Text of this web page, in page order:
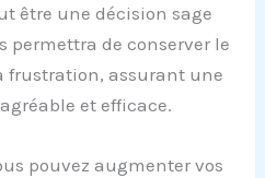
être une décision sage
permettra de conserver le
frustration, assurant une
et efficace.
pouvez augmenter vos